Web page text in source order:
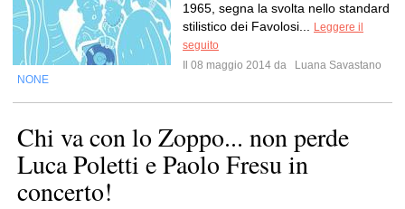
1965, segna la svolta nello standard
stilistico dei Favolosi...
Leggere il
seguito
Il 08 maggio 2014 da
Luana Savastano
NONE
Chi va con lo Zoppo... non perde
Luca Poletti e Paolo Fresu in
concerto!